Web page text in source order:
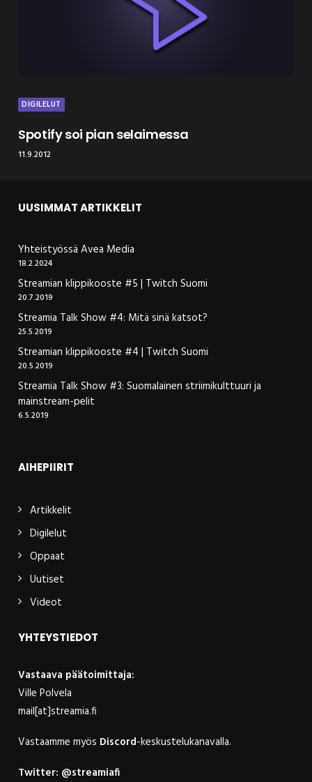
DIGILELUT
Spotify soi pian selaimessa
11.9.2012
UUSIMMAT ARTIKKELIT
Yhteistyössä Avea Media
18.2.2024
Streamian klippikooste #5 | Twitch Suomi
20.7.2019
Streamia Talk Show #4: Mitä sinä katsot?
25.5.2019
Streamian klippikooste #4 | Twitch Suomi
20.5.2019
Streamia Talk Show #3: Suomalainen striimikulttuuri ja
mainstream-pelit
6.5.2019
AIHEPIIRIT
Artikkelit
Digilelut
Oppaat
Uutiset
Videot
YHTEYSTIEDOT
Vastaava päätoimittaja:
Ville Polvela
mail[at]streamia.fi
Vastaamme myös Discord-keskustelukanavalla.
Twitter: @streamiafi